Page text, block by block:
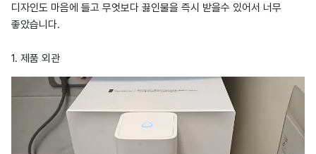
디자인도 마음에 들고 무엇보다 끓인물을 즉시 받을수 있어서 너무
좋았습니다.
1. 제품 외관